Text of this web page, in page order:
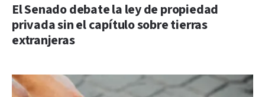
El Senado debate la ley de propiedad
privada sin el capítulo sobre tierras
extranjeras